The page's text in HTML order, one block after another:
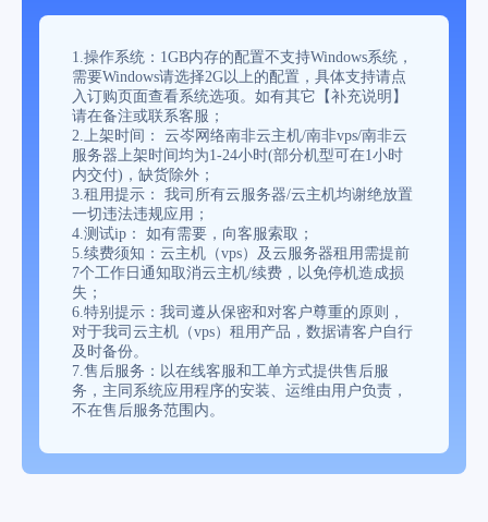
1.操作系统：1GB内存的配置不支持Windows系统，
需要Windows请选择2G以上的配置，具体支持请点
入订购页面查看系统选项。如有其它【补充说明】
请在备注或联系客服；
2.上架时间： 云岑网络南非云主机/南非vps/南非云
服务器上架时间均为1-24小时(部分机型可在1小时
内交付)，缺货除外；
3.租用提示： 我司所有云服务器/云主机均谢绝放置
一切违法违规应用；
4.测试ip： 如有需要，向客服索取；
5.续费须知：云主机（vps）及云服务器租用需提前
7个工作日通知取消云主机/续费，以免停机造成损
失；
6.特别提示：我司遵从保密和对客户尊重的原则，
对于我司云主机（vps）租用产品，数据请客户自行
及时备份。
7.售后服务：以在线客服和工单方式提供售后服
务，主同系统应用程序的安装、运维由用户负责，
不在售后服务范围内。